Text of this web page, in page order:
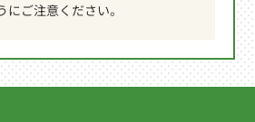
ご注意ください。